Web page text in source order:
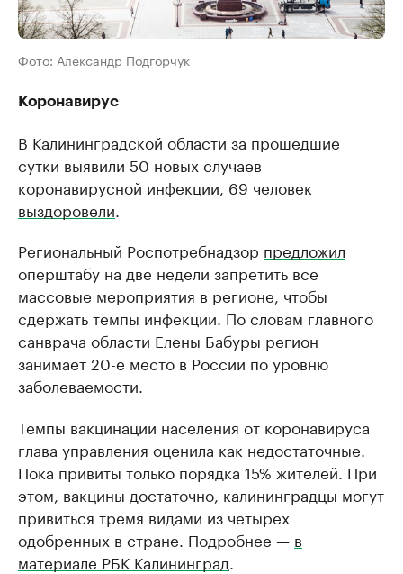
Фото: Александр Подгорчук
Коронавирус
В Калининградской области за прошедшие
сутки выявили 50 новых случаев
коронавирусной инфекции, 69 человек
выздоровели
Региональный Роспотребнадзор предложил
оперштабу на две недели запретить все
массовые мероприятия в регионе, чтобы
сдержать темпы инфекции. По словам главного
санврача области Елены Бабуры регион
занимает 20-е место в России по уровню
заболеваемости.
Темпы вакцинации населения от коронавируса
глава управления оценила как недостаточные.
Пока привиты только порядка 15% жителей. При
этом, вакцины достаточно, калининградцы могут
привиться тремя видами из четырех
одобренных в стране. Подробнее — в
материале РБК Калининград